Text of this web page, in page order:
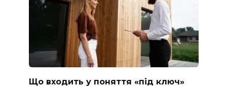
Що входить у поняття «під ключ»